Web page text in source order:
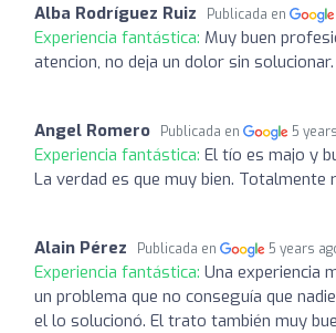
Alba Rodríguez Ruiz Publicada en
Experiencia fantástica: Muy buen
atencion, no deja un dolor sin
Angel Romero Publicada en 5
Experiencia fantástica: El tío es majo y
La verdad es que muy bien. Totalmente
Alain Pérez Publicada en 5 years
Experiencia fantástica: Una experiencia
un problema que no conseguía que
el lo solucionó. El trato también muy